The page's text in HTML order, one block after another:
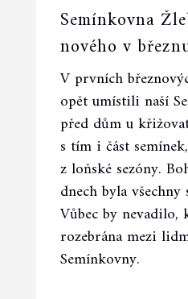
Semínkovna
nového v
V prvních
opět umístili naší
před dům u
s tím i část
z loňské sezóny.
dnech byla
Vůbec by nevadilo,
rozebrána mezi
Semínkovny.